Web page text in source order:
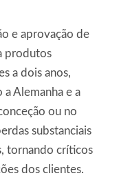
e aprovação de
produtos
a dois anos,
Alemanha e a
ou no
substanciais
tornando críticos
dos clientes.